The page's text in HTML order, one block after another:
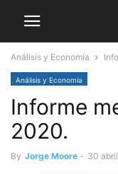
Análisis y Economía
Análisis y Economía
Informe
2020.
By Jorge Moore - 30